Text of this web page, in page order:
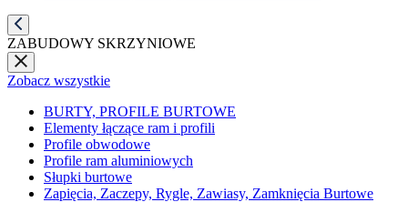
ZABUDOWY SKRZYNIOWE
Zobacz wszystkie
BURTY, PROFILE BURTOWE
Elementy łączące ram i profili
Profile obwodowe
Profile ram aluminiowych
Słupki burtowe
Zapięcia, Zaczepy, Rygle, Zawiasy, Zamknięcia Burtowe